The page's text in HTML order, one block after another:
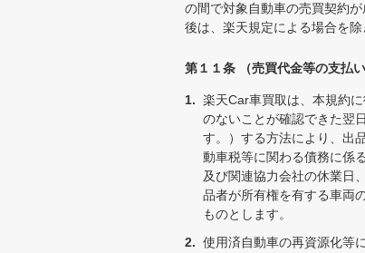
の間で対象自動車の売買契約
後は、楽天規定による場合を
第１１条 （売買代金等の支払い
楽天Car車買取は、本規約
のないことが確認できた翌
す。）する方法により、出
動車税等に関わる債務に係
及び関連協力会社の休業日
品者が所有権を有する車両
ものとします。
使用済自動車の再資源化等